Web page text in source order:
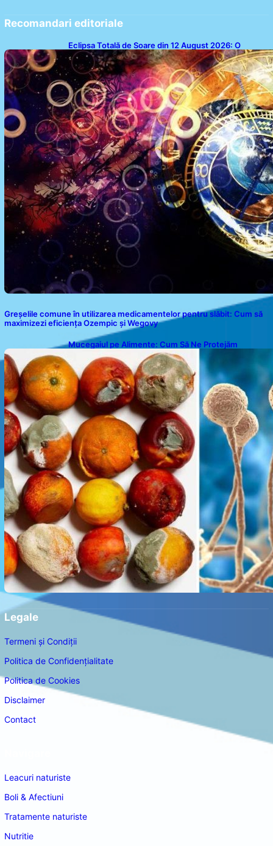
Recomandari editoriale
Eclipsa Totală de Soare din 12 August 2026: O
Analiză a Impactului asupra Trei Zodii și a Ciclului de
18 Ani
Greșelile comune în utilizarea medicamentelor pentru slăbit: Cum să
maximizezi eficiența Ozempic și Wegovy
Mucegaiul pe Alimente: Cum Să Ne Protejăm
Legale
Termeni și Condiții
Politica de Confidențialitate
Politica de Cookies
Disclaimer
Contact
Leacuri naturiste
Boli & Afectiuni
Tratamente naturiste
Nutritie